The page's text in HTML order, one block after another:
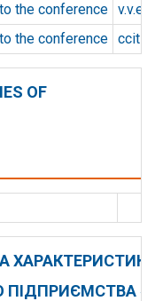
the conference
the conference ccit
OF
ПІДПРИЄМСТВА